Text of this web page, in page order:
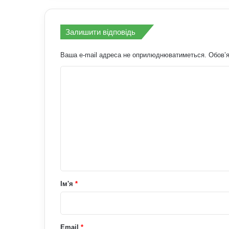
Залишити відповідь
Ваша e-mail адреса не оприлюднюватиметься.
р
*
Ім'я *
Email *